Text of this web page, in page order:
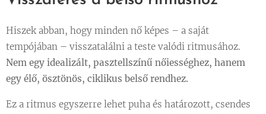
Hiszek abban, hogy minden nő képes – a saját
tempójában – visszatalálni a teste valódi ritmusához.
Nem egy idealizált, pasztellszínű nőiességhez, hanem
egy élő, ösztönös, ciklikus belső rendhez.
Ez a ritmus egyszerre lehet puha és határozott, csendes